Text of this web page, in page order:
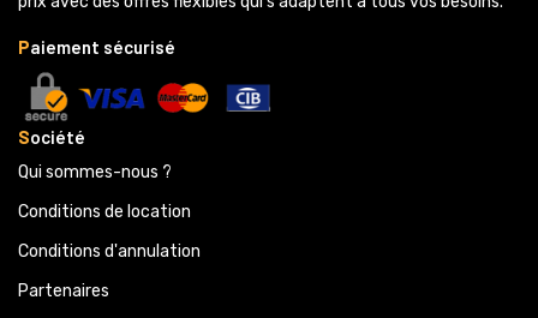
Paiement sécurisé
Société
Qui sommes-nous ?
Conditions de location
Conditions d'annulation
Partenaires